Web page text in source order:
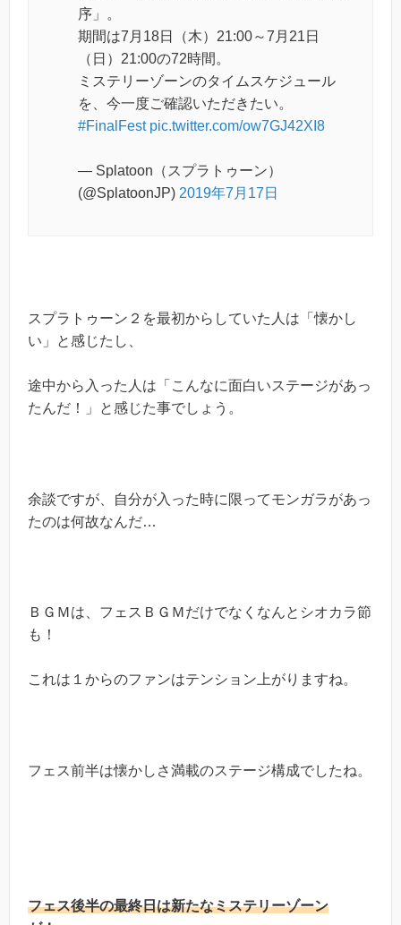
序」。
期間は7月18日（木）21:00～7月21日
（日）21:00の72時間。
ミステリーゾーンのタイムスケジュール
を、今一度ご確認いただきたい。
#FinalFest pic.twitter.com/ow7GJ42XI8
— Splatoon（スプラトゥーン）
(@SplatoonJP) 2019年7月17日
スプラトゥーン２を最初からしていた人は「懐かし
い」と感じたし、
途中から入った人は「こんなに面白いステージがあっ
たんだ！」と感じた事でしょう。
余談ですが、自分が入った時に限ってモンガラがあっ
たのは何故なんだ…
ＢＧＭは、フェスＢＧＭだけでなくなんとシオカラ節
も！
これは１からのファンはテンション上がりますね。
フェス前半は懐かしさ満載のステージ構成でしたね。
フェス後半の最終日は新たなミステリーゾーン